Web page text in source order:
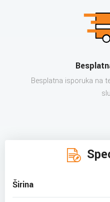
Besplatna isporuka na
Širina